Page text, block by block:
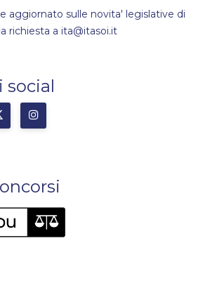
aggiornato sulle novita' legislative di
richiesta a ita@itasoi.it
social